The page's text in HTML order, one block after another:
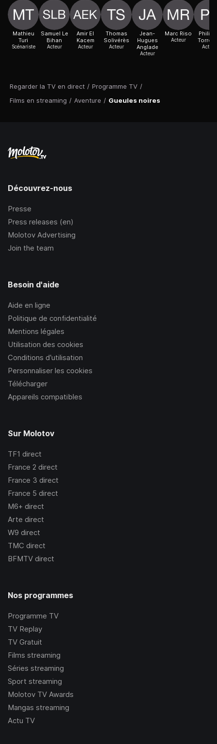
Regarder la TV en direct / Programme TV /
Films en streaming / Aventure / Gueules noires
Mathieu
Turi
Scénariste
Samuel Le
Bihan
Acteur
Amir El
Kacem
Acteur
Thomas
Solivérès
Acteur
Jean-
Hugues
Anglade
Acteur
Marc Riso
Acteur
Acteur
Découvrez-nous
Presse
Press releases (en)
Molotov Advertising
Join the team
Besoin d'aide
Aide en ligne
Politique de confidentialité
Mentions légales
Utilisation des cookies
Conditions d’utilisation
Personnaliser les cookies
Télécharger
Appareils compatibles
Sur Molotov
TF1 direct
France 2 direct
France 3 direct
France 5 direct
M6+ direct
Arte direct
W9 direct
TMC direct
BFMTV direct
Nos programmes
Programme TV
TV Replay
TV Gratuit
Films streaming
Séries streaming
Sport streaming
Molotov TV Awards
Mangas streaming
Actu TV